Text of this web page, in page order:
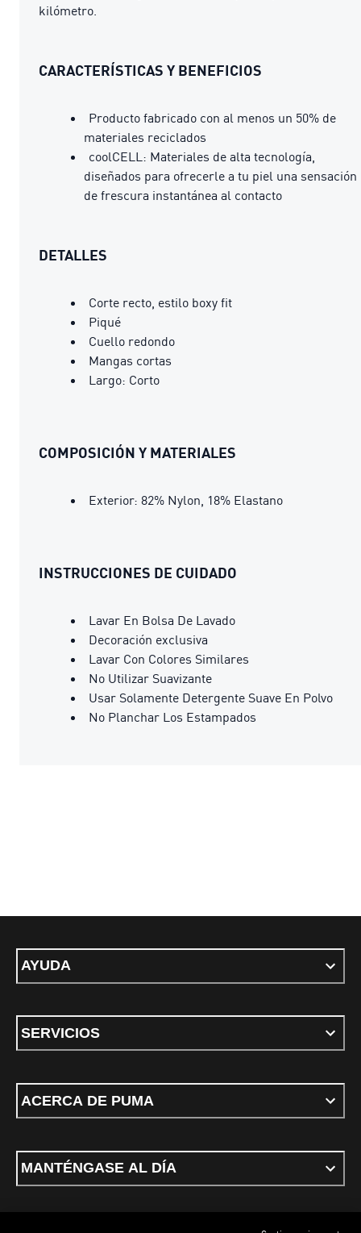
kilómetro.
CARACTERÍSTICAS Y BENEFICIOS
Producto fabricado con al menos un 50% de
materiales reciclados
coolCELL: Materiales de alta tecnología,
diseñados para ofrecerle a tu piel una sensación
de frescura instantánea al contacto
DETALLES
Corte recto, estilo boxy fit
Piqué
Cuello redondo
Mangas cortas
Largo: Corto
COMPOSICIÓN Y MATERIALES
Exterior: 82% Nylon, 18% Elastano
INSTRUCCIONES DE CUIDADO
Lavar En Bolsa De Lavado
Decoración exclusiva
Lavar Con Colores Similares
No Utilizar Suavizante
Usar Solamente Detergente Suave En Polvo
No Planchar Los Estampados
AYUDA
SERVICIOS
ACERCA DE PUMA
MANTÉNGASE AL DÍA